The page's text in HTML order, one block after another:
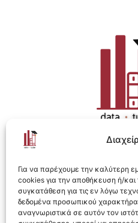
Για να παρέχουμε την καλύτερη
cookies για την αποθήκευση ή/
συγκατάθεση για τις εν λόγω
δεδομένα προσωπικού
αναγνωριστικά σε αυτόν τον
Η